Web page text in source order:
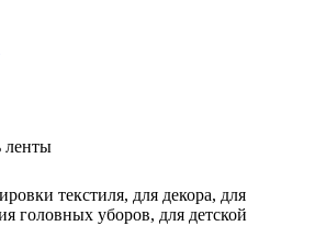
ленты
текстиля, для декора, для
головных уборов, для детской